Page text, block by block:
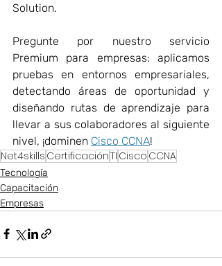
Solution.
Pregunte por nuestro servicio
Premium para empresas: aplicamos
pruebas en entornos empresariales,
detectando áreas de oportunidad y
diseñando rutas de aprendizaje para
llevar a sus colaboradores al siguiente
nivel, ¡dominen Cisco CCNA!
Net4skills CertificaciónTI Cisco CCNA
Tecnología
Capacitación
Empresas